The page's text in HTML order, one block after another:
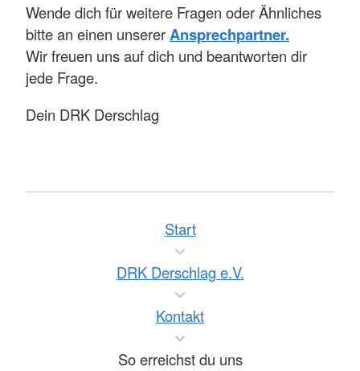
Wende dich für weitere Fragen oder Ähnliches
bitte an einen unsererAnsprechpartner.
Wir freuen uns auf dich und beantworten dir
jede Frage.
Dein DRK Derschlag
Start
DRK Derschlag e.V.
Kontakt
So erreichst du uns